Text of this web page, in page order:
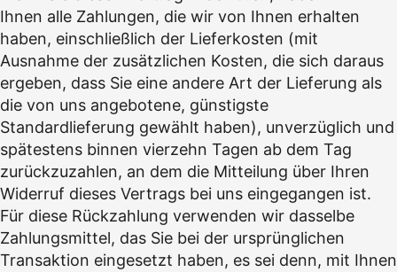
Ihnen alle Zahlungen, die wir von Ihnen erhalten
haben, einschließlich der Lieferkosten (mit
Ausnahme der zusätzlichen Kosten, die sich daraus
ergeben, dass Sie eine andere Art der Lieferung als
die von uns angebotene, günstigste
Standardlieferung gewählt haben), unverzüglich und
spätestens binnen vierzehn Tagen ab dem Tag
zurückzuzahlen, an dem die Mitteilung über Ihren
Widerruf dieses Vertrags bei uns eingegangen ist.
Für diese Rückzahlung verwenden wir dasselbe
Zahlungsmittel, das Sie bei der ursprünglichen
Transaktion eingesetzt haben, es sei denn, mit Ihnen